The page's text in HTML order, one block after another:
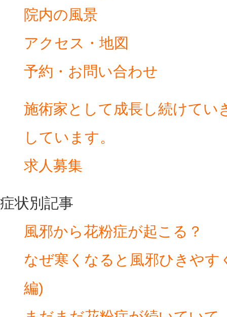
院内の風景
アクセス・地図
予約・お問い合わせ
施術家として成長し続けてい
しています。
求人募集
症状別記事
風邪から花粉症が起こる？
なぜ寒くなると風邪ひきやす
編)